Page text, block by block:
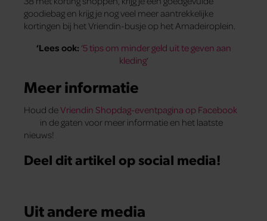
goodiebag en krijg je nog veel meer aantrekkelijke
kortingen bij het Vriendin-busje op het Amadeiroplein.
‘Lees ook: ‘5 tips om minder geld uit te geven aan
kleding‘
Meer informatie
Houd deVriendin Shopdag-eventpagina op Facebook
in de gaten voor meer informatie en het laatste
nieuws!
Deel dit artikel op social media!
Uit andere media